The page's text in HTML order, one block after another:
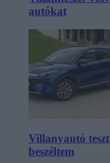
autókat
Villanyautó
beszéltem